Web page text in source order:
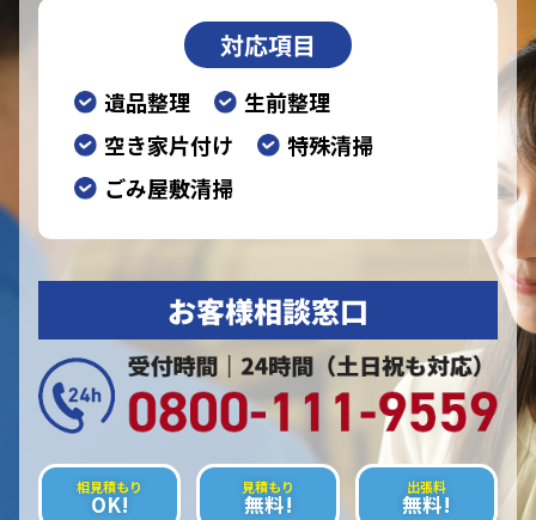
対応項目
遺品整理
生前整理
空き家片付け
特殊清掃
ごみ屋敷清掃
お客様相談窓口
相見積もり
OK!
見積もり
無料!
出張料
無料!